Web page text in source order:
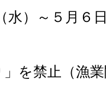
水）～５月６
を禁止（漁